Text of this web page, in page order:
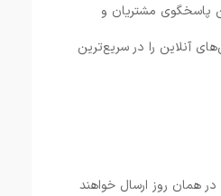
پاسخگوی مشتریان و
آنلاین را در سریع‌ترین
که پیش از ساعت 16:00 به ثبت برسند، در همان روز ارسال خواهند